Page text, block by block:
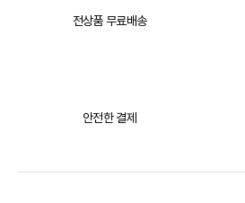
전상품 무료배송
안전한 결제